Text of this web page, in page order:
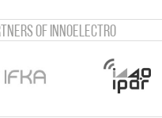
of Innoelectro